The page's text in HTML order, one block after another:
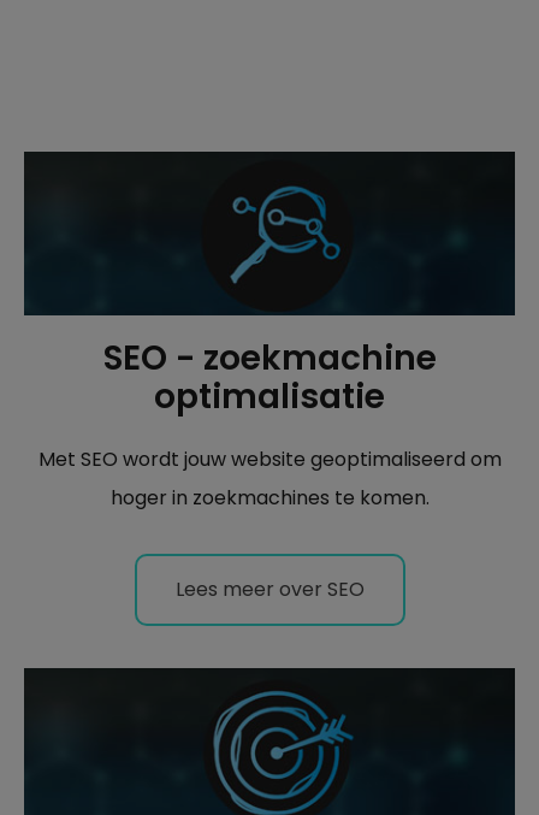
SEO - zoekmachine
optimalisatie
Met SEO wordt jouw website geoptimaliseerd om
hoger in zoekmachines te komen.
Lees meer over SEO